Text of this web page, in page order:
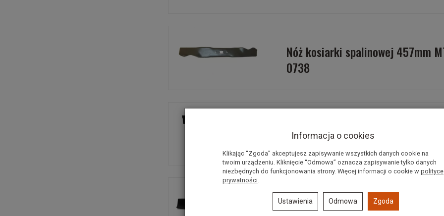
Nóż kosiarki spalinowej 457mm
0738
Nóż kosiarki spalinowej 456mm
Nóż kosiarki spalinowej 460mm
Informacja o cookies
Klikając “Zgoda” akceptujesz zapisywanie wszystkich danych cookie na
twoim urządzeniu. Kliknięcie “Odmowa” oznacza zapisywanie tylko danych
niezbędnych do funkcjonowania strony. Więcej informacji o cookie w polityce
prywatności.
Ustawienia Odmowa Zgoda